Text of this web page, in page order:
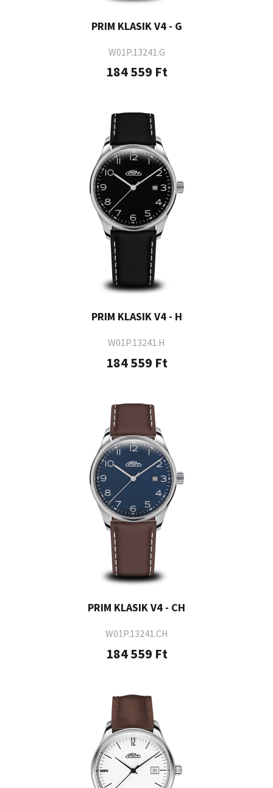
PRIM KLASIK V4 - G
W01P.13241.G
184 559 Ft
PRIM KLASIK V4 - H
W01P.13241.H
184 559 Ft
PRIM KLASIK V4 - CH
W01P.13241.CH
184 559 Ft